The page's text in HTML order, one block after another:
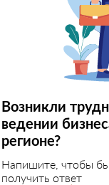
Возникли
ведении
регионе?
Напишите, чтобы
получить ответ